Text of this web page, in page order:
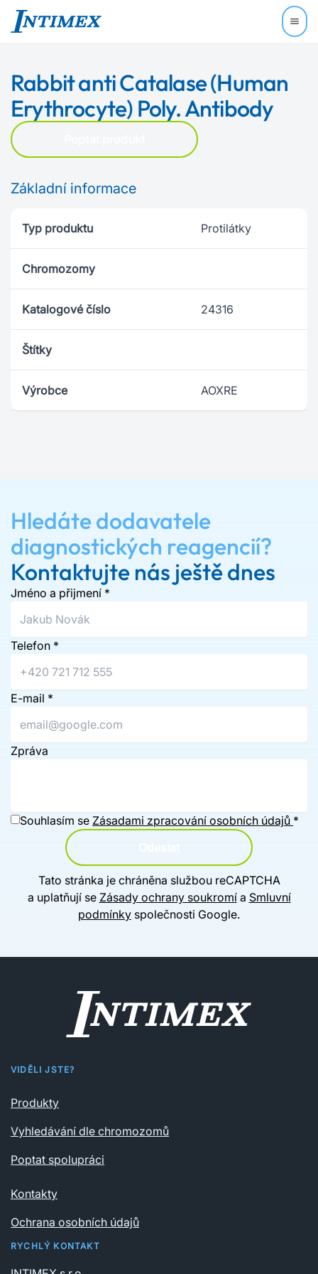
Rabbit anti Catalase (Human
Erythrocyte) Poly. Antibody
Základní informace
Typ produktu Protilátky
Chromozomy
Katalogové číslo 24316
Štítky
Výrobce AOXRE
Hledáte dodavatele
diagnostických reagencií?
Kontaktujte nás ještě dnes
Jméno a přijmení *
Telefon *
E-mail *
Zpráva
Souhlasím se Zásadami zpracování osobních údajů *
Tato stránka je chráněna službou reCAPTCHA
a uplatňují se Zásady ochrany soukromía Smluvní
podmínky společnosti Google.
VIDĚLI JSTE?
Produkty
Vyhledávání dle chromozomů
Poptat spolupráci
Kontakty
Ochrana osobních údajů
RYCHLÝ KONTAKT